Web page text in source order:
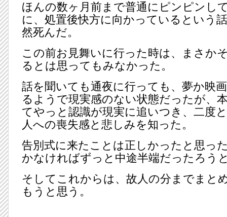
ほんの数ヶ月前まで普通にピンピンし
に、処置後快方に向かっているという
然死んだ。
この前お見舞いに行った時は、まさか
るとは思ってもみなかった。
話を聞いても通夜に行っても、夢か映
るようで現実感のない状態だったが、
てやっと認識が現実に追いつき、二度
人への喪失感と悲しみを知った。
告別式に来たことは正しかったと思っ
かなければずっと中途半端だったろう
そしてこれからは、故人の分までまと
もうと思う。